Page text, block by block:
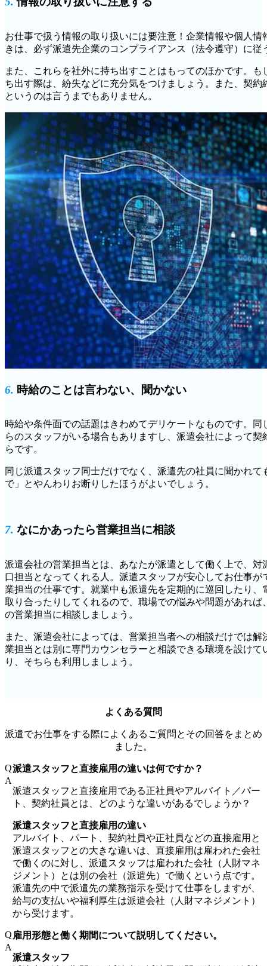
お仕事で扱う情報の取り扱いには要注意！企業情報や個人情
きは、必ず派遣先企業のコンプライアンス（法令遵守）に従
また、これらを社外に持ち出すことはもってのほかです。
ち出す際は、紛失などに充分気をつけましょう。また、契約
というのは言うまでもありません。
6. 時給のことは言わない、聞かない
時給や条件面での話題はきわめてデリケートなものです。同
らのスタッフがいる場合もありますし、派遣会社によって
らです。
同じ派遣スタッフ同士だけでなく、派遣先の社員に聞かれ
で」とやんわりお断りしたほうがよいでしょう。
7. なにかあったら営業担当に相談
派遣会社の営業担当とは、あなたが派遣として働く上で、対
口担当となってくれる人。派遣スタッフが安心してお仕事が
業担当の仕事です。就業中も派遣先を定期的に巡回したり、
取り合ったりしてくれるので、職場での悩みや問題があれば
の営業担当に相談しましょう。
また、派遣会社によっては、営業担当者への相談だけでは
業担当とは別に専門カウンセラーと相談できる環境を設けて
り、そちらも利用しましょう。
よくある質問
派遣でお仕事をする際によくあるご質問とその回答をまとめ
ました。
Q派遣スタッフと直接雇用の違いは何ですか？
A
派遣スタッフと直接雇用である正社員やアルバイト／パー
ト、契約社員とは、どのような違いがあるでしょうか？
派遣スタッフと直接雇用の違い
アルバイト、パート、契約社員や正社員などの直接雇用と
派遣スタッフとの大きな違いは、直接雇用は雇われた会社
で働くのに対し、派遣スタッフは雇われた会社（人財マネ
ジメント）とは別の会社（派遣先）で働くという点です。
派遣先の中で派遣先の業務指示を受けて仕事をしますが、
給与の支払いや福利厚生は派遣会社（人財マネジメント）
から受けます。
Q 雇用形態と働く期間について説明してください。
A
派遣スタッフ